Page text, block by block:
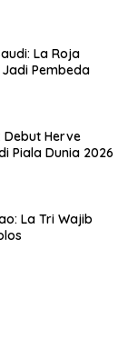
La Roja
Pembeda
Debut Herve
Piala Dunia 2026
La Tri Wajib